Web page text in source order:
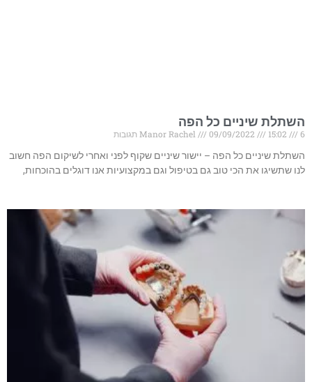
השתלת שיניים כל הפה
Manor Rachel 09/09/2022 15:02
6 תגובות
השתלת שיניים כל הפה – יישור שיניים שקוף לפני ואחרי לשיקום הפה חשוב
לנו שתשיגו את הכי טוב גם בטיפול וגם במקצועיות אנו דוגלים בהוכחות,